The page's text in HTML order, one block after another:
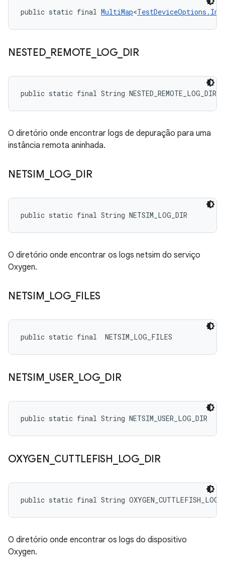
public static final MultiMap<
NESTED_ REMOTE LOG_ DIR
public static final String NESTED_REMOTE_LOG_DIR
O diretório onde encontrar logs de depuração para uma
instância remota aninhada.
NETSIM LOG_ DIR
public static final String NETSIM_LOG_DIR
O diretório onde encontrar os logs netsim do serviço
Oxygen.
NETSIM LOG_ FILES
public static final NETSIM_LOG_FILES
NETSIM USER_ LOG_ DIR
public static final String NETSIM_USER_LOG_DIR
OXYGEN CUTTLEFISH LOG_ DIR
public static final String
O diretório onde encontrar os logs do dispositivo
Oxygen.